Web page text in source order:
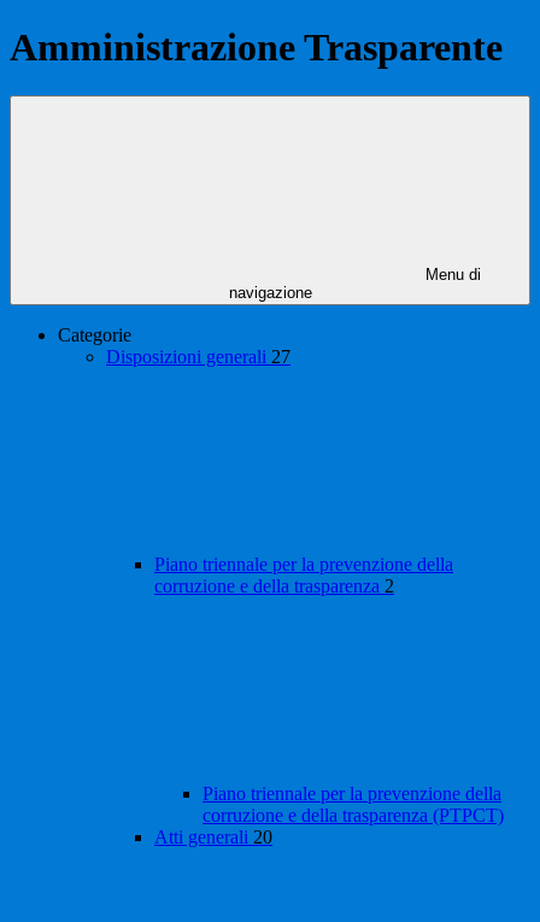
Amministrazione Trasparente
Menu di
navigazione
Categorie
Disposizioni generali 27
Piano triennale per la prevenzione della
corruzione e della trasparenza 2
Piano triennale per la prevenzione della
corruzione e della trasparenza (PTPCT)
Atti generali 20